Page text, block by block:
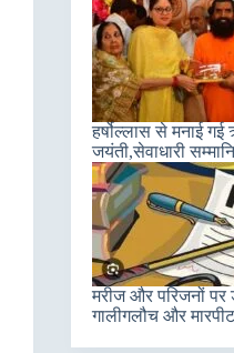
हर्षोल्लास से मनाई
जयंती,सेवाधारी
मरीज और परिजनों पर
गालीगलौच और